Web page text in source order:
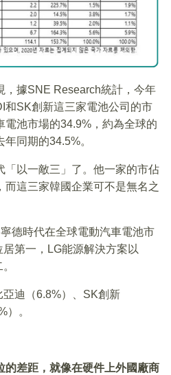
，據SNE Research統計，今年
和SK創新這三家電池公司的市
電池市場的34.9%，約為全球的
同期的34.5%。
「以一敵三」了。他一家的市佔
這三家韓國企業可不是無名之
德時代在全球電動汽車電池市
第一，LG能源解決方案以
迪（6.8%）、SK創新
）。
的差距，就像在硬件上外國廠商